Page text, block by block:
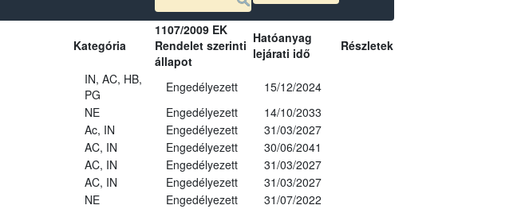
Kategória
1107/2009 EK
Rendelet szerinti
állapot
Hatóanyag
lejárati idő
Részletek
IN, AC, HB,
PG
Engedélyezett
15/12/2024
NE Engedélyezett
14/10/2033
Ac, IN Engedélyezett
31/03/2027
AC, IN Engedélyezett
30/06/2041
AC, IN Engedélyezett
31/03/2027
AC, IN Engedélyezett
31/03/2027
NE Engedélyezett
31/07/2022